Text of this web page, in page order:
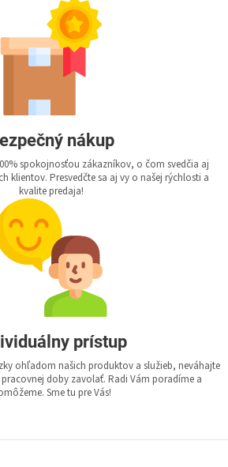
nákup
spokojnosťou zákazníkov, o čom svedčia aj
klientov. Presvedčte sa aj vy o našej rýchlosti a
kvalite predaja!
prístup
ohľadom našich produktov a služieb, neváhajte
doby zavolať. Radi Vám poradíme a
Sme tu pre Vás!